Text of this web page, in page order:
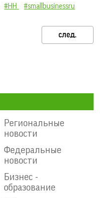
#HH #smallbusinessru
Региональные
новости
Федеральные
новости
Бизнес -
образование